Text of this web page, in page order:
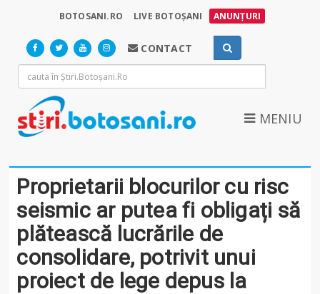
BOTOSANI.RO LIVE BOTOȘANI ANUNȚURI
CONTACT
MENIU
Proprietarii blocurilor cu risc
seismic ar putea fi obligați să
plătească lucrările de
consolidare, potrivit unui
proiect de lege depus la